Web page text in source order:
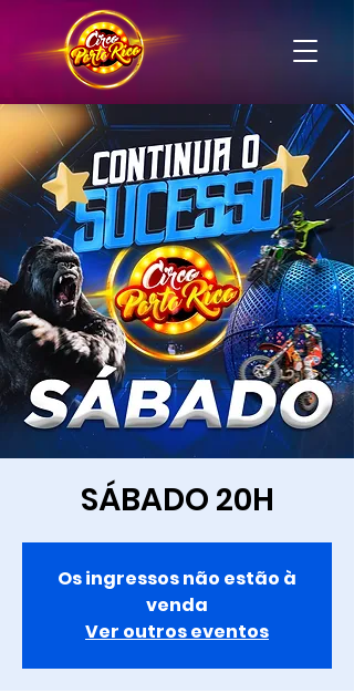
SÁBADO 20H
Os ingressos não estão à
venda
Ver outros eventos